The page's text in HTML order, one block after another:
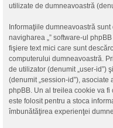
utilizate de dumneavoastră
Informaţiile dumneavoastră
navigharea „” software-ul
fişiere text mici care sunt
computerului dumneavoastră.
de utilizator (denumit „user-id”)
(denumit „session-id”), asociate
phpBB. Un al treilea cookie va fi
este folosit pentru a stoca
îmbunătăţirea experienţei